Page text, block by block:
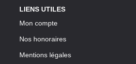
LIENS UTILES
Mon compte
Nos honoraires
Mentions légales